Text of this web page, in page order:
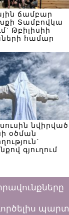
ճամբար
Տամբովկա
Թբիլիսիի
համար
նվիրված
օծման
գյուղում
իրավունքները